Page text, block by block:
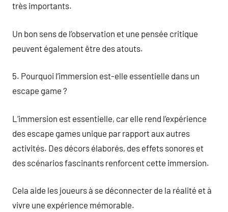
très importants.
Un bon sens de l’observation et une pensée critique
peuvent également être des atouts.
5. Pourquoi l’immersion est-elle essentielle dans un
escape game ?
L’immersion est essentielle, car elle rend l’expérience
des escape games unique par rapport aux autres
activités. Des décors élaborés, des effets sonores et
des scénarios fascinants renforcent cette immersion.
Cela aide les joueurs à se déconnecter de la réalité et à
vivre une expérience mémorable.